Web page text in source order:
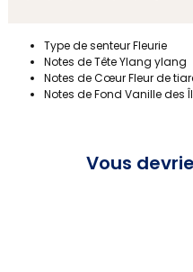
Type de senteur Fleurie
Notes de Tête Ylang ylang
Notes de Cœur Fleur de
Notes de Fond Vanille des
Vous